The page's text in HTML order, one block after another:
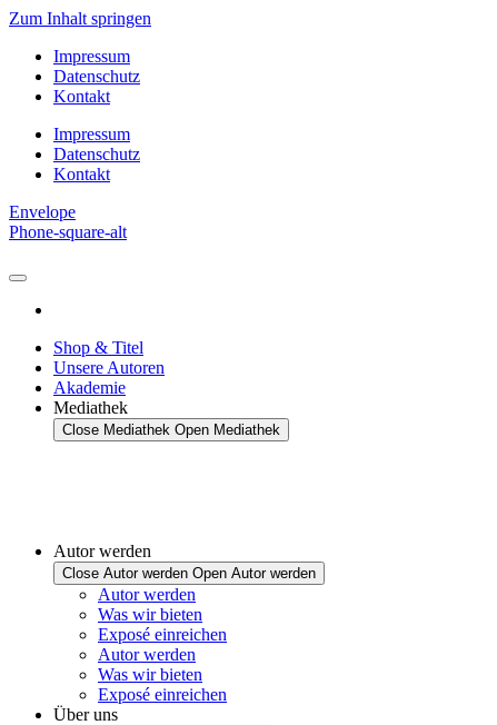
Zum Inhalt springen
Impressum
Datenschutz
Kontakt
Impressum
Datenschutz
Kontakt
Envelope
Phone-square-alt
Shop & Titel
Unsere Autoren
Akademie
Mediathek
Close Mediathek Open Mediathek
Autor werden
Close Autor werden Open Autor werden
Autor werden
Was wir bieten
Exposé einreichen
Autor werden
Was wir bieten
Exposé einreichen
Über uns